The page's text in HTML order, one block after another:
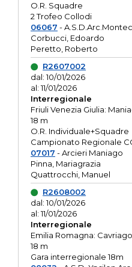
O.R. Squadre
2 Trofeo Collodi
06067 -
Corbucci, Edoardo
Peretto, Roberto
R2607002
dal: 10/01/2026
al: 11/01/2026
Interregionale
Friuli Venezia Giulia:
18 m
O.R. Individuale+Squadre
Campionato Regionale
07017 - Arcieri Maniago
Pinna, Mariagrazia
Quattrocchi, Manuel
R2608002
dal: 10/01/2026
al: 11/01/2026
Interregionale
Emilia Romagna: Cavriago
18 m
Gara interregionale 18m